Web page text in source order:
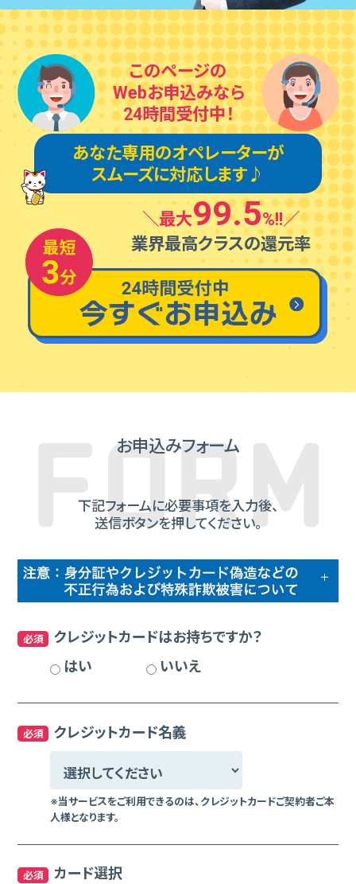
このページの
Webお申込みなら
24時間受付中！
あなた専⽤のオペレーターが
スムーズに対応します♪
＼最⼤99.5%!!／
業界最⾼クラスの還元率
お申込みフォーム
下記フォームに必要事項を入力後、
送信ボタンを押してください。
必須
クレジットカードはお持ちですか？
はい
いいえ
必須 クレジットカード名義
※当サービスをご利⽤できるのは、クレジットカードご契約者ご本
⼈様となります。
必須 カード選択